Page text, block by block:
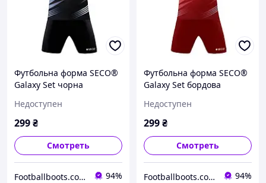
Футбольна форма SECO®
Galaxy Set чорна
Недоступен
299₴
Смотреть
Footballboots.com.ua 94%
Футбольна форма SECO®
Galaxy Set бордова
Недоступен
299₴
Смотреть
Footballboots.com.ua 94%